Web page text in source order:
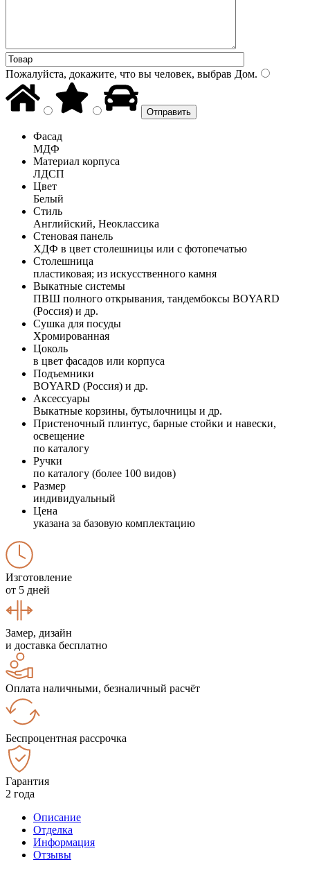
Пожалуйста, докажите, что вы человек, выбрав Дом.
Фасад
МДФ
Материал корпуса
ЛДСП
Цвет
Белый
Стиль
Английский, Неоклассика
Стеновая панель
ХДФ в цвет столешницы или с фотопечатью
Столешница
пластиковая; из искусственного камня
Выкатные системы
ПВШ полного открывания, тандембоксы BOYARD
(Россия) и др.
Сушка для посуды
Хромированная
Цоколь
в цвет фасадов или корпуса
Подъемники
BOYARD (Россия) и др.
Аксессуары
Выкатные корзины, бутылочницы и др.
Пристеночный плинтус, барные стойки и навески,
освещение
по каталогу
Ручки
по каталогу (более 100 видов)
Размер
индивидуальный
Цена
указана за базовую комплектацию
Изготовление
от 5 дней
Замер, дизайн
и доставка бесплатно
Оплата наличными, безналичный расчёт
Беспроцентная рассрочка
Гарантия
2 года
Описание
Отделка
Информация
Отзывы